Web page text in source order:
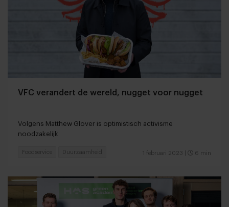
VFC verandert de wereld, nugget voor nugget
Volgens Matthew Glover is optimistisch activisme
noodzakelijk
1 februari 2023 6 min
Foodservice Duurzaamheid